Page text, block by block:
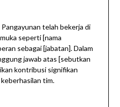
telah bekerja di
seperti [nama
sebagai [jabatan]. Dalam
jawab atas [sebutkan
kontribusi signifikan
tim.